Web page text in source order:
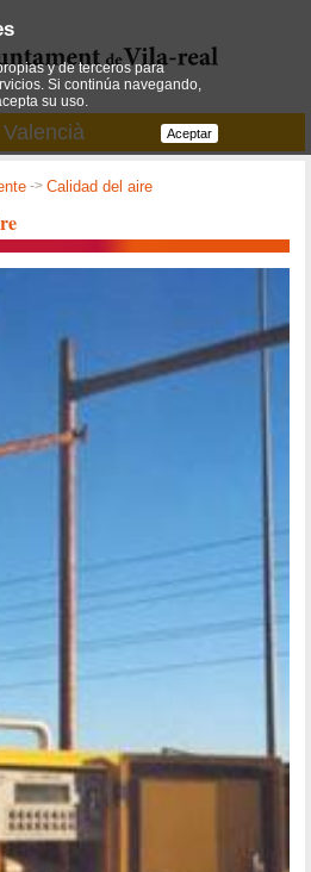
Valencià
->Calidad del aire
y de terceros para
Si continúa navegando,
su uso.
Aceptar